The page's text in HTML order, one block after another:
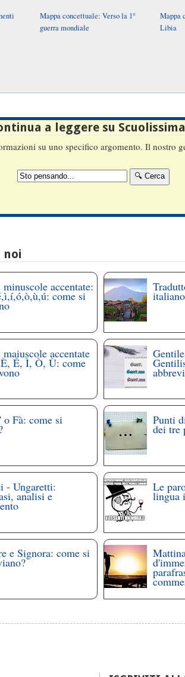
Mappa concettuale: Verso la 1°
guerra mondiale
Mappa
Libia
a leggere su
su uno specifico argomento. Il nostro
noi
accentate:
come si
accentate
É, Ì, Ò, Ù: come
o Fà: come si Punti
dei tre
- Ungaretti:
analisi e
Le
lingua
e Signora: come si